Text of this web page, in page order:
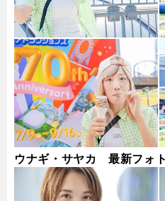
ウナギ・サヤカ 最新フォ